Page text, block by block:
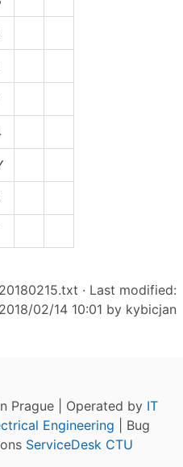
· Last modified:
2018/02/14 10:01 by kybicjan
Prague | Operated by IT
Engineering | Bug
ServiceDesk CTU